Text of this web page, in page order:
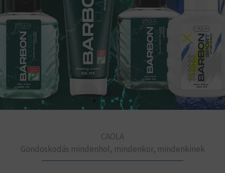
Majdnem egy évszázad óta megbízható társ a férfi
borotválkozásban.
CAOLA
Gondoskodás mindenhol, mindenkor, mindenkinek